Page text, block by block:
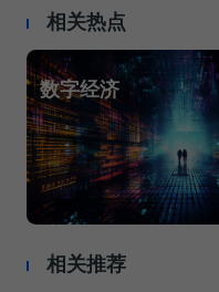
相关热点
数字经济
相关推荐